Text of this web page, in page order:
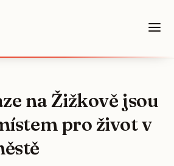
na Žižkově jsou
pro život v